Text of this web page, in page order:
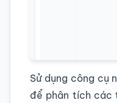
Sử dụng công cụ
để phân tích các